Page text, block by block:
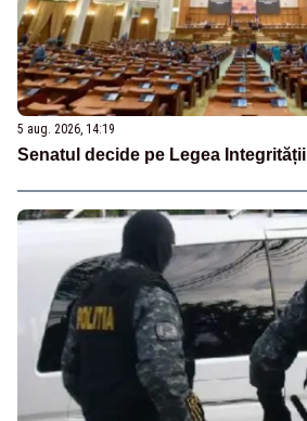
5 aug. 2026, 14:19
Senatul decide pe Legea Integrității